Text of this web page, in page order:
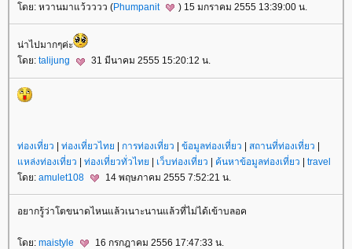
โดย: หวานมาแว้วววว (Phumpanit ) 15 มกราคม 2555 13:39:00 น.
น่าไปมากๆค่ะ
โดย: talijung 31 มีนาคม 2555 15:20:12 น.
ท่องเที่ยว | ท่องเที่ยวไทย | การท่องเที่ยว | ข้อมูลท่องเที่ยว | สถานที่ท่องเที่ยว |
แหล่งท่องเที่ยว | ท่องเที่ยวทั่วไทย | เว็บท่องเที่ยว | ค้นหาข้อมูลท่องเที่ยว | travel
โดย: amulet108 14 พฤษภาคม 2555 7:52:21 น.
อยากรู้ว่าโตขนาดไหนแล้วเนาะนานแล้วที่ไม่ได้เข้าบลอค
โดย: maistyle 16 กรกฎาคม 2556 17:47:33 น.